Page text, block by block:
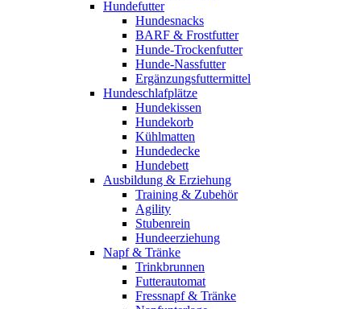
Hundefutter
Hundesnacks
BARF & Frostfutter
Hunde-Trockenfutter
Hunde-Nassfutter
Ergänzungsfuttermittel
Hundeschlafplätze
Hundekissen
Hundekorb
Kühlmatten
Hundedecke
Hundebett
Ausbildung & Erziehung
Training & Zubehör
Agility
Stubenrein
Hundeerziehung
Napf & Tränke
Trinkbrunnen
Futterautomat
Fressnapf & Tränke